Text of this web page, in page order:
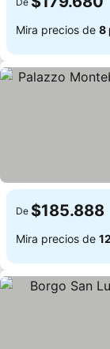
Mira precios de 8
De $185.888
Mira precios de